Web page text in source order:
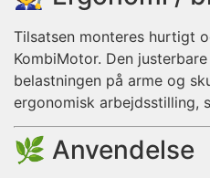
Tilsatsen monteres hurtigt
KombiMotor. Den
belastningen på arme og
ergonomisk arbejdsstilling,
🌿 Anvendelse